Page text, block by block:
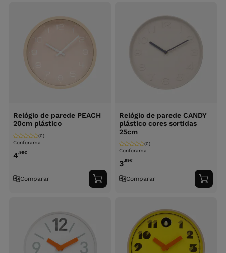
Relógio de parede PEACH
20cm plástico
Conforama
(0)
4,99€
Comparar
Adicionar
ao
Relógio de parede CANDY
plástico cores sortidas
25cm
Conforama
(0)
3,99€
Comparar
ao